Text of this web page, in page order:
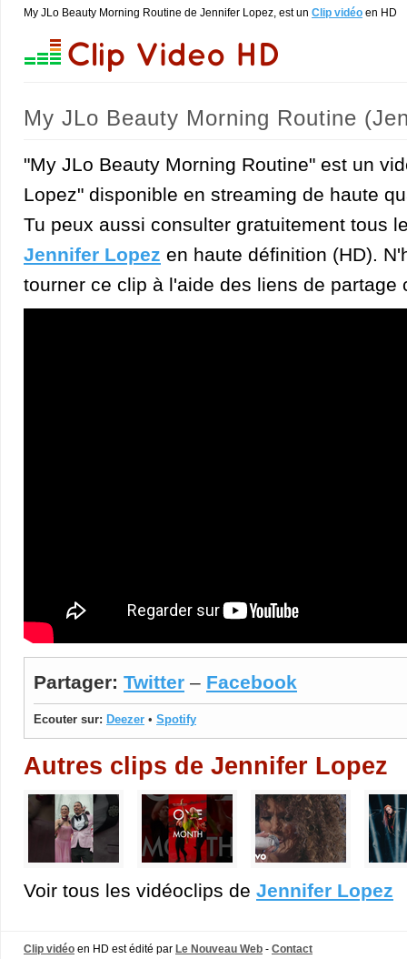
My JLo Beauty Morning Routine de Jennifer Lopez, est un Clip vidéo en HD
My JLo Beauty Morning Routine
"My JLo Beauty Morning Routine" est un
Lopez" disponible en streaming de haute
Tu peux aussi consulter gratuitement tous
Jennifer Lopez en haute définition (HD).
tourner ce clip à l'aide des liens de partage
Partager: Twitter – Facebook
Ecouter sur: Deezer • Spotify
Autres clips de Jennifer Lopez
Voir tous les vidéoclips de Jennifer Lopez
Clip vidéo en HD est édité par Le Nouveau Web - Contact